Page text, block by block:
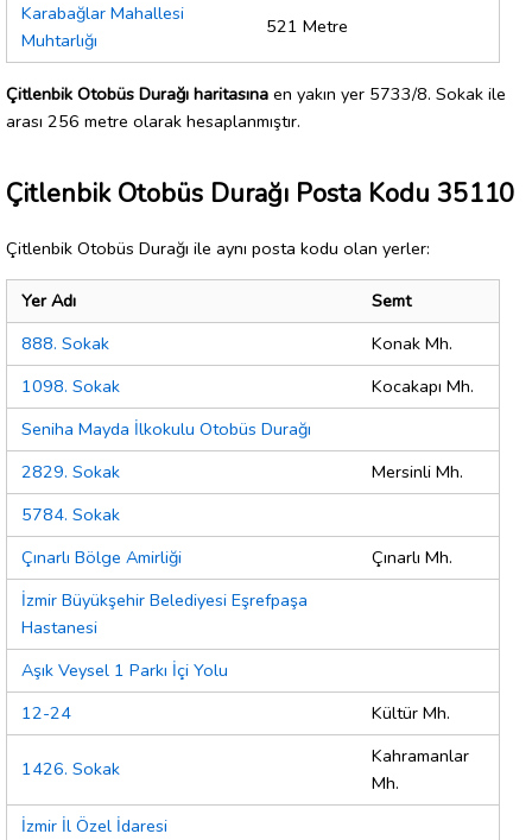
Karabağlar Mahallesi
Muhtarlığı
521 Metre
Çitlenbik Otobüs Durağı haritasına en yakın yer 5733/8. Sokak ile
arası 256 metre olarak hesaplanmıştır.
Çitlenbik Otobüs Durağı Posta Kodu 35110
Çitlenbik Otobüs Durağı ile aynı posta kodu olan yerler:
Yer Adı
Semt
888. Sokak
Konak Mh.
1098. Sokak
Kocakapı Mh.
Seniha Mayda İlkokulu Otobüs Durağı
2829. Sokak
Mersinli Mh.
5784. Sokak
Çınarlı Bölge Amirliği
Çınarlı Mh.
İzmir Büyükşehir Belediyesi Eşrefpaşa
Hastanesi
Aşık Veysel 1 Parkı İçi Yolu
12-24
Kültür Mh.
1426. Sokak
Kahramanlar
Mh.
İzmir İl Özel İdaresi